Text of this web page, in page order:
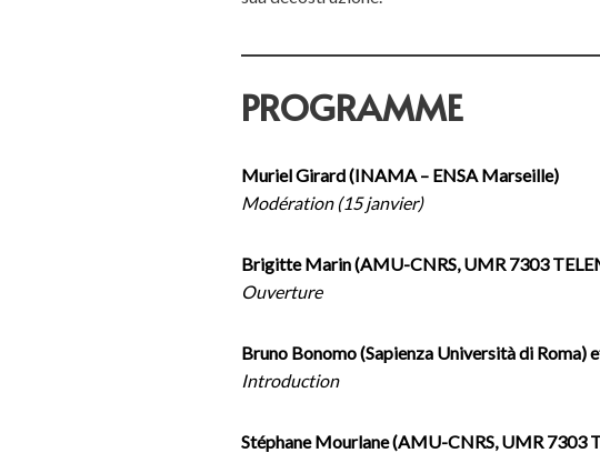
PROGRAMME
Muriel Girard (INAMA – ENSA Marseille)
Modération (15 janvier)
Brigitte Marin (AMU-CNRS, UMR 7303
Ouverture
Bruno Bonomo (Sapienza Università di
Introduction
Stéphane Mourlane (AMU-CNRS, UMR